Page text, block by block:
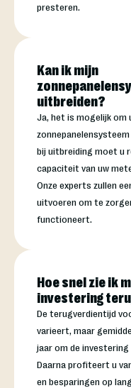
presteren.
Kan ik mijn
uitbreiden?
Ja, het is mogelijk om
bij uitbreiding moet u
capaciteit van uw
Onze experts zullen
uitvoeren om te
functioneert.
Hoe snel zie ik
investering
De terugverdientijd
varieert, maar
jaar om de
Daarna profiteert u
en besparingen op